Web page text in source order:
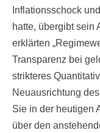
Inflationsschock
hatte, übergibt sein
erklärten
Transparenz bei
strikteres
Neuausrichtung
Sie in der heutigen
über den